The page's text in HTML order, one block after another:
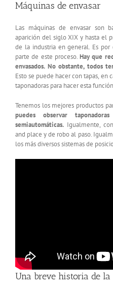
Máquinas de envasar
Las máquinas de envasar son
aparición del siglo XIX y hasta el
de la industria en general. Es
parte de este proceso.Hay que
envasados. No obstante, todos
Esto se puede hacer con tapas, en
taponadoras para hacer esta
Tenemos los mejores productos
puedes observar
semiautomáticas. Igualmente,
and place y de robo al paso.
los más diversos sistemas de
Una breve historia de